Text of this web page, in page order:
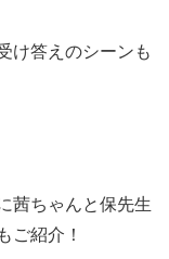
け答えのシーンも
茜ちゃんと保先生
ご紹介！